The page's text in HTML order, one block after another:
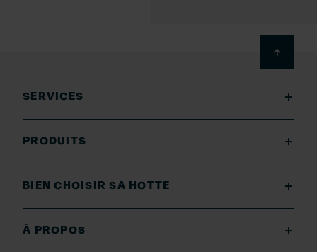
SERVICES
PRODUITS
BIEN CHOISIR SA HOTTE
À PROPOS